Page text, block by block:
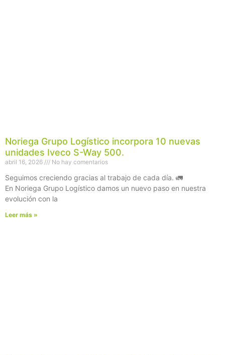
Noriega Grupo Logístico incorpora 10 nuevas
unidades Iveco S-Way 500.
abril 16, 2026 No hay comentarios
Seguimos creciendo gracias al trabajo de cada día. 🚛
En Noriega Grupo Logístico damos un nuevo paso en nuestra
evolución con la
Leer más »